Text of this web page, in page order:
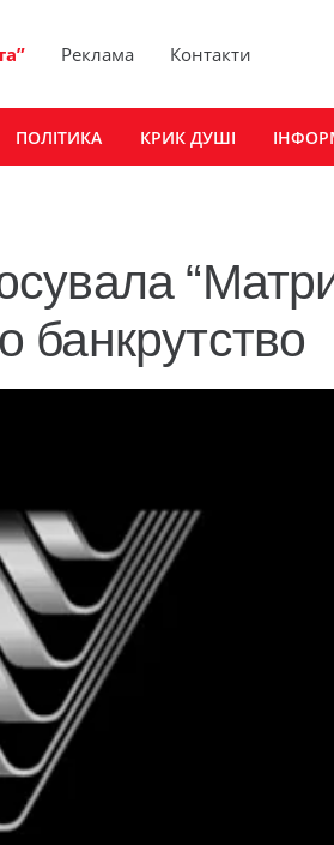
Реклама Контакти
ПОЛІТИКА КРИК ДУШІ
банкрутство